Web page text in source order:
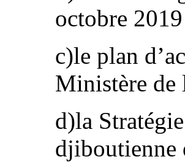
octobre
c)le plan
Ministère de
d)la
djiboutienne